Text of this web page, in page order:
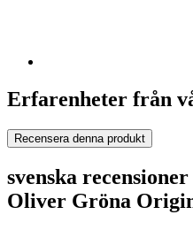
Erfarenheter från
Recensera denna produkt
svenska
Oliver Gröna